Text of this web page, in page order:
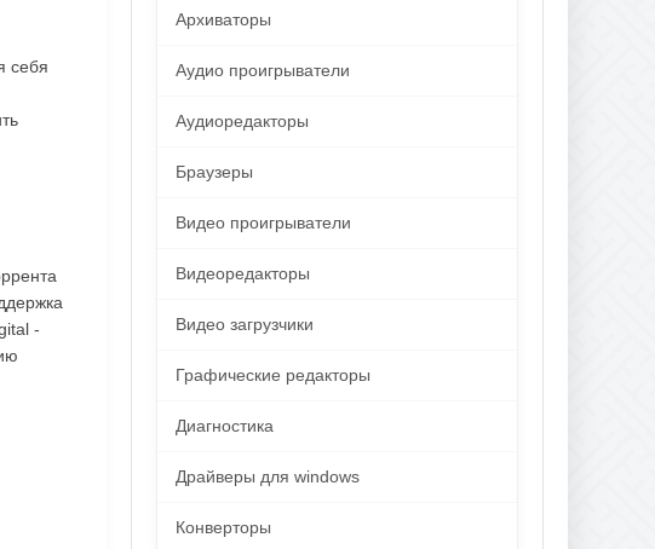
себя
-
Архиваторы
Аудио проигрыватели
Аудиоредакторы
Браузеры
Видео проигрыватели
Видеоредакторы
Видео загрузчики
Графические редакторы
Диагностика
Драйверы для windows
Конверторы